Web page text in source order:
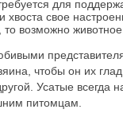
для
свое
возможно животное
чтобы он их
Усатые
питомцам.